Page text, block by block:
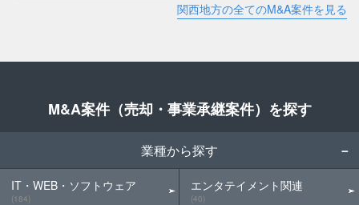
関西地方の全てのM&A案件を見る
M&A案件（売却・事業承継案件）を探す
業種から探す
IT・WEB・ソフトウェア
(184)
エンタテイメント関連
(40)